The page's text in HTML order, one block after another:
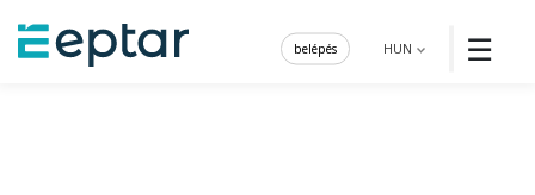
☰
HUN
belépés